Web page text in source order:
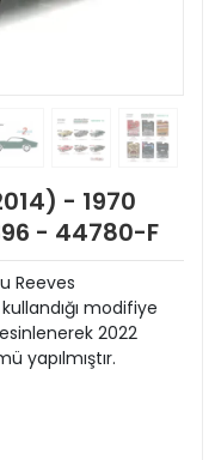
- 1970
- 44780-F
Reeves
modifiye
2022
yapılmıştır.